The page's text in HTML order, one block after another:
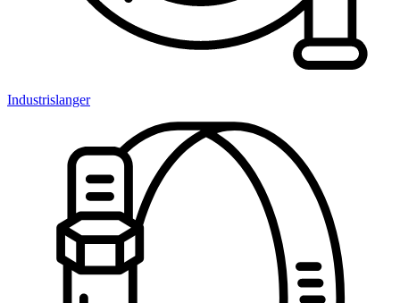
Industrislanger